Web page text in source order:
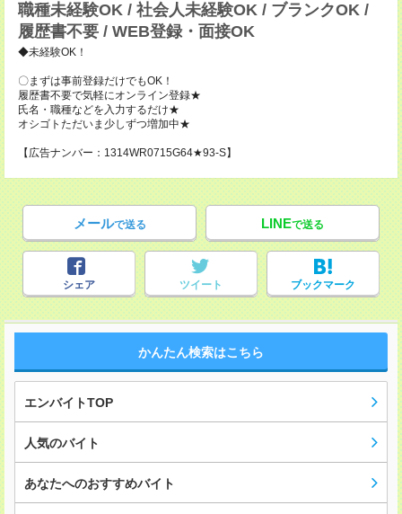
職種未経験OK / 社会人未経験OK / ブランクOK /
履歴書不要 / WEB登録・面接OK
◆未経験OK！
〇まずは事前登録だけでもOK！
履歴書不要で気軽にオンライン登録★
氏名・職種などを入力するだけ★
オシゴトただいま少しずつ増加中★
【広告ナンバー：1314WR0715G64★93-S】
メールで送る LINEで送る
シェア ツイート ブックマーク
かんたん検索はこちら
エンバイトTOP
人気のバイト
あなたへのおすすめバイト